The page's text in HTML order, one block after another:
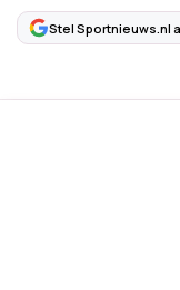
Stel Sportnieuws.nl